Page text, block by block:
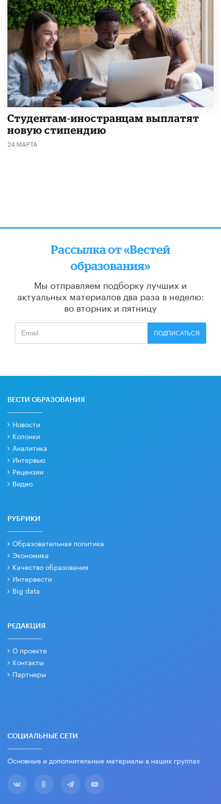
Студентам-иностранцам выплатят
новую стипендию
24 МАРТА
Рассылка от «Вестей
образования»
Мы отправляем подборку лучших и
актуальных материалов два раза в неделю:
во вторник и пятницу
ПОДПИСАТЬСЯ
ВЕСТИ ОБРАЗОВАНИЯ
Новости
Колонки
Аналитика
Интервью
Рецензии
Видео
РУБРИКИ
Образовательная политика
Экономика
Качество образования
Интервести
Big data
РЕДАКЦИЯ
О проекте
Контакты
Партнеры
СОЦИАЛЬНЫЕ СЕТИ
Основные и дополнительные материалы в наших группах